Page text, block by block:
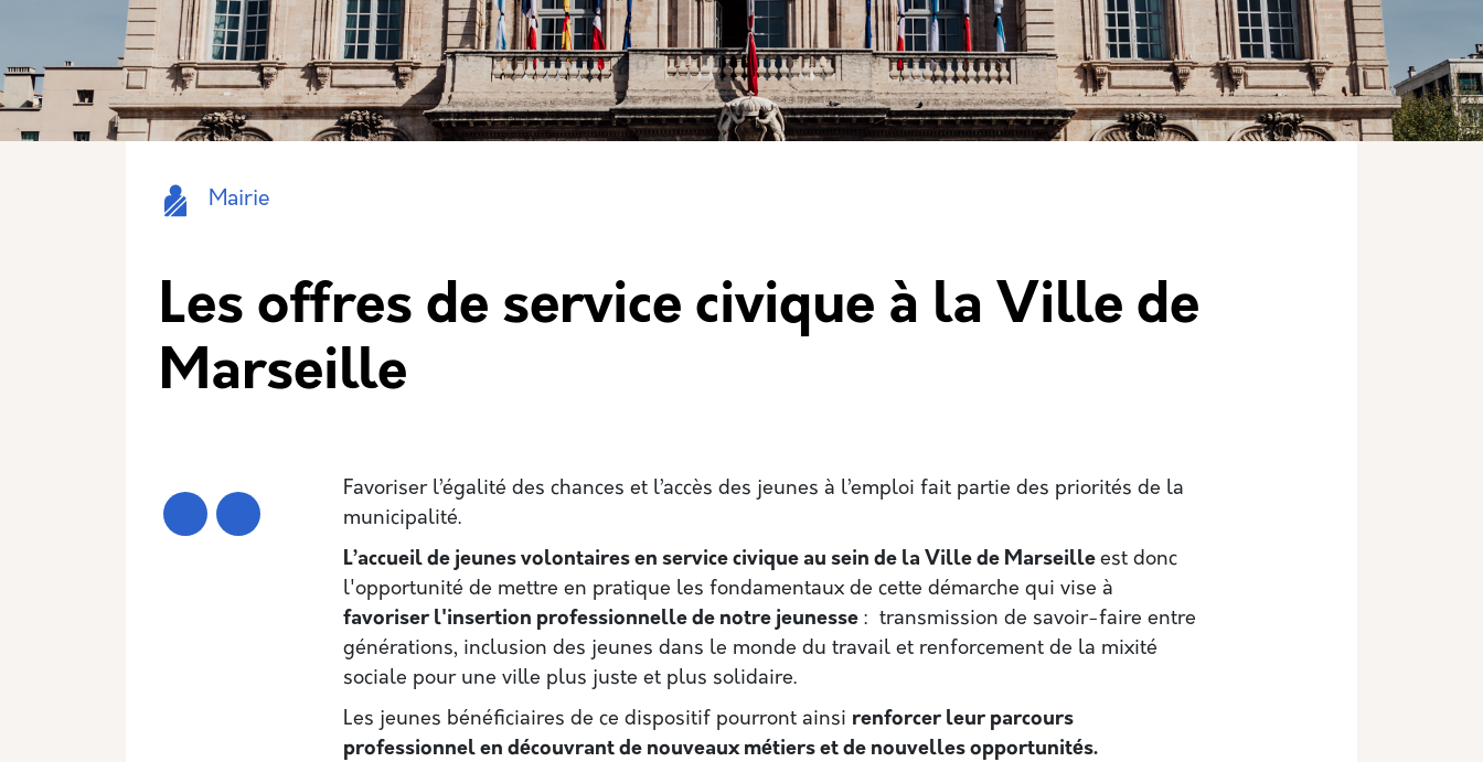
Icone
Nom Mairie
Les offres de service civique à la Ville de
Marseille
Description
Favoriser l’égalité des chances et l’accès des jeunes à l’emploi fait partie des priorités de la
municipalité.
L’accueil de jeunes volontaires en service civique au sein de la Ville de Marseilleest donc
l'opportunité de mettre en pratique les fondamentaux de cette démarche qui vise à
favoriser l'insertion professionnelle de notre jeunesse : transmission de savoir-faire entre
générations, inclusion des jeunes dans le monde du travail et renforcement de la mixité
sociale pour une ville plus juste et plus solidaire.
Les jeunes bénéficiaires de ce dispositif pourront ainsi renforcer leur parcours
professionnel en découvrant de nouveaux métiers et de nouvelles opportunités.